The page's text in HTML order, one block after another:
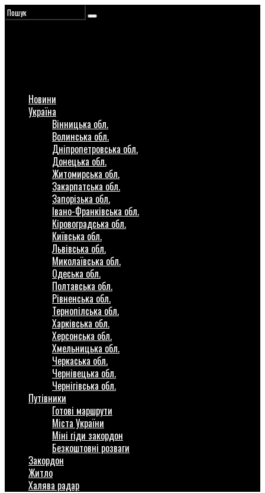
Новини
Україна
Вінницька обл.
Волинська обл.
Дніпропетровська обл.
Донецька обл.
Житомирська обл.
Закарпатська обл.
Запорізька обл.
Івано-Франківська обл.
Кіровоградська обл.
Київська обл.
Львівська обл.
Миколаївська обл.
Одеська обл.
Полтавська обл.
Рівненська обл.
Тернопілська обл.
Харківська обл.
Херсонська обл.
Хмельницька обл.
Черкаська обл.
Чернівецька обл.
Чернігівська обл.
Путівники
Готові маршрути
Міста України
Міні гіди закордон
Безкоштовні розваги
Закордон
Житло
Халява радар